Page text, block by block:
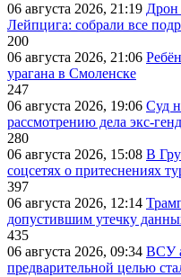
06 августа 2026, 21:19 Дрон
Лейпцига: собрали все
200
06 августа 2026, 21:06
урагана в Смоленске
247
06 августа 2026, 19:06 Суд
рассмотрению дела экс-
280
06 августа 2026, 15:08 В
соцсетях о притеснениях
397
06 августа 2026, 12:14
допустившим утечку
435
06 августа 2026, 09:34 ВСУ
предварительной целью